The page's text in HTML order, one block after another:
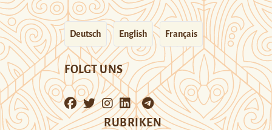
Deutsch English Français
FOLGT UNS
RUBRIKEN